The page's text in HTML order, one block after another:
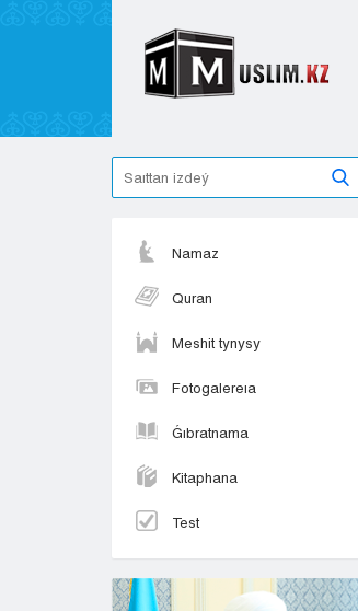
Namaz
Quran
Meshit tynysy
Fotogalereıa
Ǵıbratnama
Kitaphana
Test